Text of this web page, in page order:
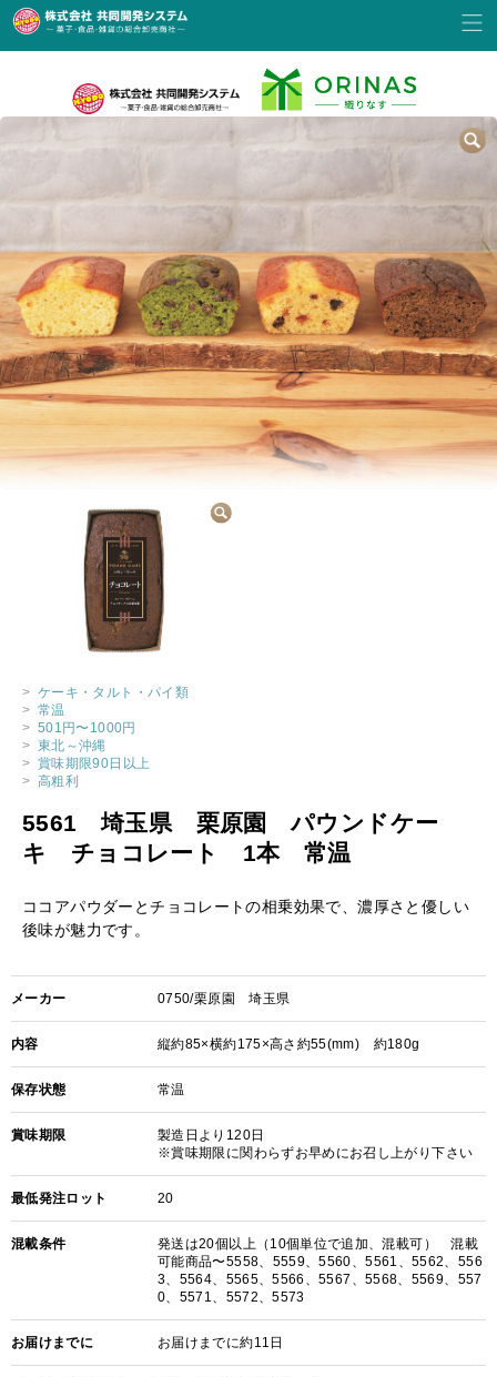
> ケーキ・タルト・パイ類
> 常温
> 501円〜1000円
> 東北～沖縄
> 賞味期限90日以上
> 高粗利
5561 埼玉県 栗原園 パウンドケー
キ チョコレート 1本 常温
ココアパウダーとチョコレートの相乗効果で、濃厚さと優しい
後味が魅力です。
メーカー 0750/栗原園 埼玉県
内容 縦約85×横約175×高さ約55(mm) 約180g
保存状態 常温
賞味期限
製造日より120日
※賞味期限に関わらずお早めにお召し上がり下さい
最低発注ロット 20
混載条件
発送は20個以上（10個単位で追加、混載可） 混載
可能商品〜5558、5559、5560、5561、5562、556
3、5564、5565、5566、5567、5568、5569、557
0、5571、5572、5573
お届けまでに お届けまでに約11日